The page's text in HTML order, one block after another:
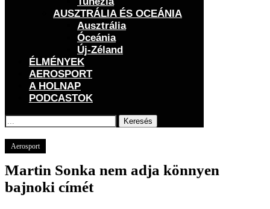
AUSZTRÁLIA ÉS OCEÁNIA
Ausztrália
Óceánia
Új-Zéland
ÉLMÉNYEK
AEROSPORT
A HOLNAP
PODCASTOK
Keresés
Aerosport
Martin Sonka nem adja könnyen
bajnoki címét